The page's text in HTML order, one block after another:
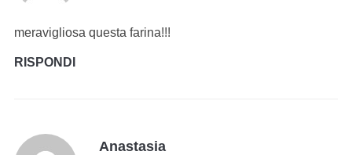
meravigliosa questa farina!!!
RISPONDI
Anastasia